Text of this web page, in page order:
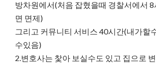
방차원에서(처음 잡혔을때 경찰서에서 8
면 면제)
그리고 커뮤니티 서비스 40시간(내가할
수있음)
2.변호사는 찿아 보실수도 있고 집으로